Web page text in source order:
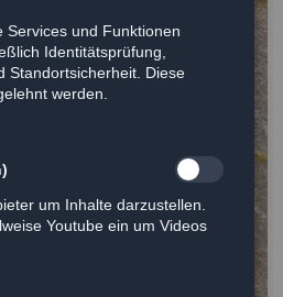
Services und Funktionen
Identitätsprüfung,
Standortsicherheit. Diese
werden.
um Inhalte darzustellen.
Youtube ein um Videos